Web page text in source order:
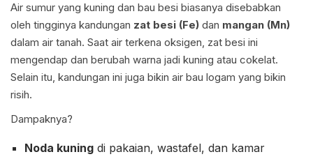
Air sumur yang kuning dan bau besi biasanya disebabkan
oleh tingginya kandungan zat besi (Fe) dan mangan (Mn)
dalam air tanah. Saat air terkena oksigen, zat besi ini
mengendap dan berubah warna jadi kuning atau cokelat.
Selain itu, kandungan ini juga bikin air bau logam yang bikin
risih.
Dampaknya?
Noda kuning di pakaian, wastafel, dan kamar